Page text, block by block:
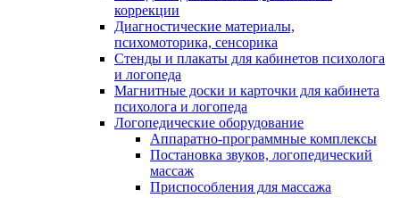
коррекции
Диагностические материалы,
психомоторика, сенсорика
Стенды и плакаты для кабинетов психолога
и логопеда
Магнитные доски и карточки для кабинета
психолога и логопеда
Логопедические оборудование
Аппаратно-программные комплексы
Постановка звуков, логопедический
массаж
Приспособления для массажа